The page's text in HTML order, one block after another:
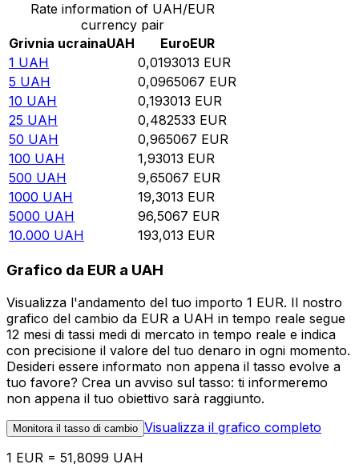
Rate information of UAH/EUR
currency pair
Grivnia ucrainaUAH EuroEUR
1 UAH 0,0193013 EUR
5 UAH 0,0965067 EUR
10 UAH 0,193013 EUR
25 UAH 0,482533 EUR
50 UAH 0,965067 EUR
100 UAH 1,93013 EUR
500 UAH 9,65067 EUR
1000 UAH 19,3013 EUR
5000 UAH 96,5067 EUR
10.000 UAH 193,013 EUR
Grafico da EUR a UAH
Visualizza l'andamento del tuo importo 1 EUR. Il nostro
grafico del cambio da EUR a UAH in tempo reale segue
12 mesi di tassi medi di mercato in tempo reale e indica
con precisione il valore del tuo denaro in ogni momento.
Desideri essere informato non appena il tasso evolve a
tuo favore? Crea un avviso sul tasso: ti informeremo
non appena il tuo obiettivo sarà raggiunto.
Monitora il tasso di cambio Visualizza il grafico completo
1 EUR = 51,8099 UAH